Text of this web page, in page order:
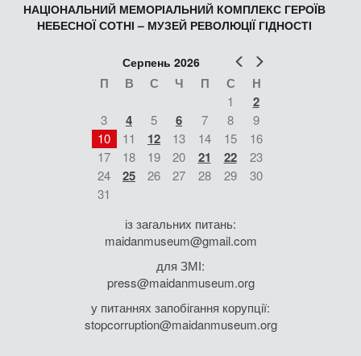
НАЦІОНАЛЬНИЙ МЕМОРІАЛЬНИЙ КОМПЛЕКС ГЕРОЇВ
НЕБЕСНОЇ СОТНІ – МУЗЕЙ РЕВОЛЮЦІЇ ГІДНОСТІ
Попер
Серпень 2026
П В С Ч П С Н
1 2
3 4 5 6 7 8
9
10
11 12 13 14 15
16
17
18 19 20 21 22
23
24
25 26 27 28 29
30
31
із загальних питань:
maidanmuseum@gmail.com
для ЗМІ:
press@maidanmuseum.org
у питаннях запобігання корупції:
stopcorruption@maidanmuseum.org